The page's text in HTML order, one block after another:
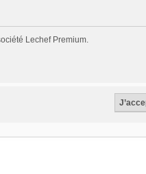
Lechef Premium.